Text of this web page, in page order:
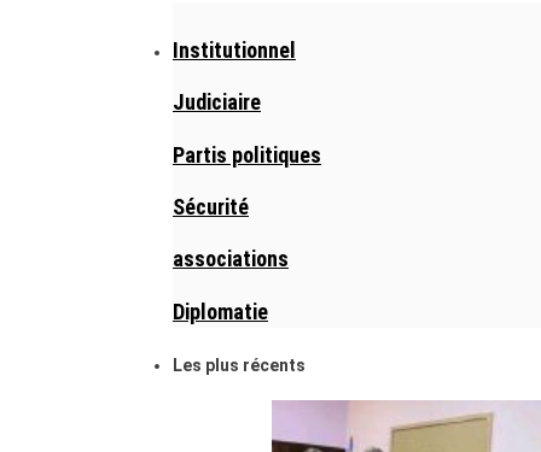
Institutionnel
Judiciaire
Partis politiques
Sécurité
associations
Diplomatie
Les plus récents